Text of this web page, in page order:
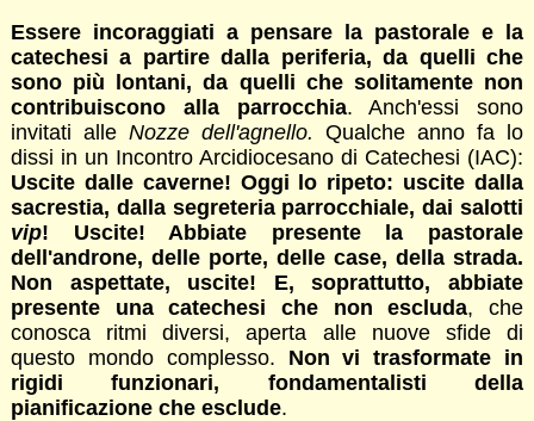
Essere incoraggiati a pensare la pastorale e la
catechesi a partire dalla periferia, da quelli che
sono più lontani, da quelli che solitamente non
contribuiscono alla parrocchia. Anch'essi sono
invitati alle Nozze dell'agnello. Qualche anno fa lo
dissi in un Incontro Arcidiocesano di Catechesi (IAC):
Uscite dalle caverne! Oggi lo ripeto: uscite dalla
sacrestia, dalla segreteria parrocchiale, dai salotti
vip! Uscite! Abbiate presente la pastorale
dell'androne, delle porte, delle case, della strada.
Non aspettate, uscite! E, soprattutto, abbiate
presente una catechesi che non escluda, che
conosca ritmi diversi, aperta alle nuove sfide di
questo mondo complesso. Non vi trasformate in
rigidi funzionari, fondamentalisti della
pianificazione che esclude.